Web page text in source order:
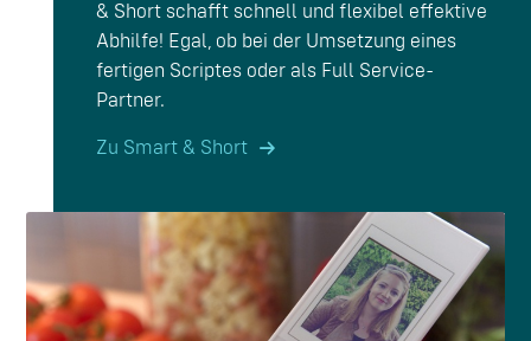
& Short schafft schnell und flexibel effektive
Abhilfe! Egal, ob bei der Umsetzung eines
fertigen Scriptes oder als Full Service-
Partner.
Zu Smart & Short